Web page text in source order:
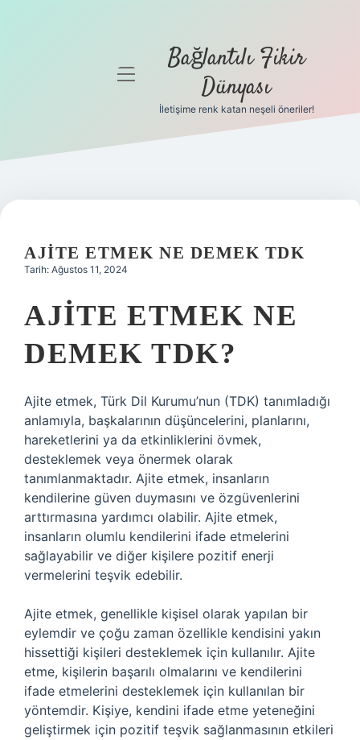
Gizlilik
Hakkımızda
menüyü
Bağlantılı Fikir
Dünyası
İletişime renk katan neşeli öneriler!
AJITE ETMEK NE DEMEK TDK
Tarih: Ağustos 11, 2024
AJITE ETMEK NE
DEMEK TDK?
Ajite etmek, Türk Dil Kurumu’nun (TDK) tanımladığı
anlamıyla, başkalarının düşüncelerini, planlarını,
hareketlerini ya da etkinliklerini övmek,
desteklemek veya önermek olarak
tanımlanmaktadır. Ajite etmek, insanların
kendilerine güven duymasını ve özgüvenlerini
arttırmasına yardımcı olabilir. Ajite etmek,
insanların olumlu kendilerini ifade etmelerini
sağlayabilir ve diğer kişilere pozitif enerji
vermelerini teşvik edebilir.
Ajite etmek, genellikle kişisel olarak yapılan bir
eylemdir ve çoğu zaman özellikle kendisini yakın
hissettiği kişileri desteklemek için kullanılır. Ajite
etme, kişilerin başarılı olmalarını ve kendilerini
ifade etmelerini desteklemek için kullanılan bir
yöntemdir. Kişiye, kendini ifade etme yeteneğini
geliştirmek için pozitif teşvik sağlanmasının etkileri